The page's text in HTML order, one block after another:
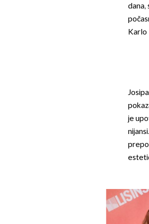
dana,
Karlo
je
nijansi.